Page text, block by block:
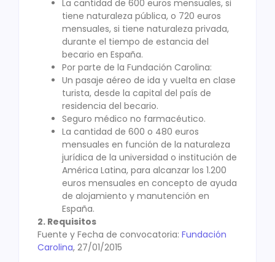
La cantidad de 600 euros mensuales, si
tiene naturaleza pública, o 720 euros
mensuales, si tiene naturaleza privada,
durante el tiempo de estancia del
becario en España.
Por parte de la Fundación Carolina:
Un pasaje aéreo de ida y vuelta en clase
turista, desde la capital del país de
residencia del becario.
Seguro médico no farmacéutico.
La cantidad de 600 o 480 euros
mensuales en función de la naturaleza
jurídica de la universidad o institución de
América Latina, para alcanzar los 1.200
euros mensuales en concepto de ayuda
de alojamiento y manutención en
España.
2. Requisitos
Fuente y Fecha de convocatoria: Fundación
Carolina, 27/01/2015